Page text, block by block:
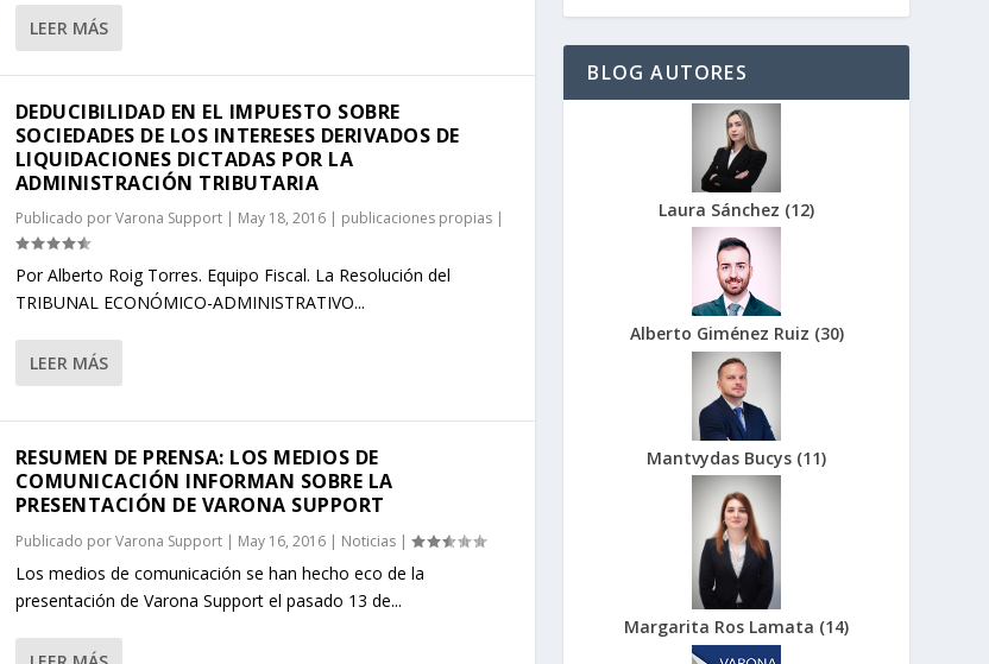
LEER MÁS
DEDUCIBILIDAD EN EL IMPUESTO SOBRE
SOCIEDADES DE LOS INTERESES DERIVADOS DE
LIQUIDACIONES DICTADAS POR LA
ADMINISTRACIÓN TRIBUTARIA
Publicado porVarona Support| May 18, 2016| publicaciones propias|
Por Alberto Roig Torres. Equipo Fiscal. La Resolución del
TRIBUNAL ECONÓMICO-ADMINISTRATIVO...
LEER MÁS
RESUMEN DE PRENSA: LOS MEDIOS DE
COMUNICACIÓN INFORMAN SOBRE LA
PRESENTACIÓN DE VARONA SUPPORT
Publicado porVarona Support| May 16, 2016| Noticias|
Los medios de comunicación se han hecho eco de la
presentación de Varona Support el pasado 13 de...
BLOG AUTORES
Laura Sánchez (12)
Alberto Giménez Ruiz (30)
Mantvydas Bucys (11)
Margarita Ros Lamata (14)